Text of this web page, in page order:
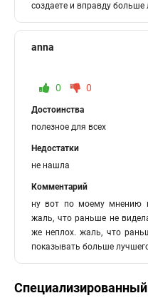
создаете и вправду
anna
0 0
Достоинства
полезное для всех
Недостатки
не нашла
Комментарий
ну вот по моему мнению
жаль, что раньше не
же неплох. жаль, что
показывать больше